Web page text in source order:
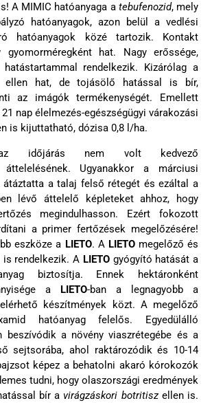
A MIMIC hatóanyaga a tebufenozid, mely
hatóanyagok, azon belül a vedlési
hatóanyagok közé tartozik. Kontakt
gyomorméregként hat. Nagy erőssége,
rendelkezik. Kizárólag a
ellen hat, de tojásölő hatással is bír,
az imágók termékenységét. Emellett
nap élelmezés-egészségügyi várakozási
is kijuttatható, dózisa 0,8 l/ha.
időjárás nem volt kedvező
Ugyanakkor a márciusi
átáztatta a talaj felső rétegét és ezáltal a
lévő áttelelő képleteket ahhoz, hogy
megindulhasson. Ezért fokozott
a primer fertőzések megelőzésére!
eszköze a LIETO. A LIETO megelőző és
rendelkezik. A LIETOgyógyító hatását a
biztosítja. Ennek hektáronként
a LIETO-ban a legnagyobb a
készítmények közt. A megelőző
hatóanyag felelős. Egyedülálló
beszívódik a növény viaszrétegébe és a
sejtsorába, ahol raktározódik és 10-14
képez a behatolni akaró kórokozók
tudni, hogy olaszországi eredmények
bír a virágzáskori botritiszellen is.